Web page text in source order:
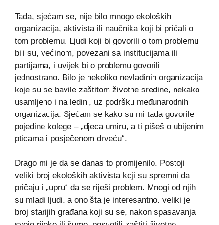
Tada, sjećam se, nije bilo mnogo ekoloških
organizacija, aktivista ili naučnika koji bi pričali o
tom problemu. Ljudi koji bi govorili o tom problemu
bili su, većinom, povezani sa institucijama ili
partijama, i uvijek bi o problemu govorili
jednostrano. Bilo je nekoliko nevladinih organizacija
koje su se bavile zaštitom životne sredine, nekako
usamljeno i na ledini, uz podršku međunarodnih
organizacija. Sjećam se kako su mi tada govorile
pojedine kolege – „djeca umiru, a ti pišeš o ubijenim
pticama i posječenom drveću“.
Drago mi je da se danas to promijenilo. Postoji
veliki broj ekoloških aktivista koji su spremni da
pričaju i „upru“ da se riješi problem. Mnogi od njih
su mladi ljudi, a ono šta je interesantno, veliki je
broj starijih građana koji su se, nakon spasavanja